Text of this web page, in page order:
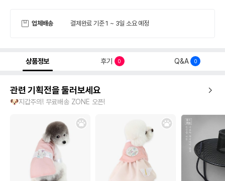
업체배송 결제완료 기준 1 ~ 3일 소요 예정
상품정보 후기 0 Q&A 0
관련 기획전을 둘러보세요
🐶지갑주의! 무료배송 ZONE 오픈!